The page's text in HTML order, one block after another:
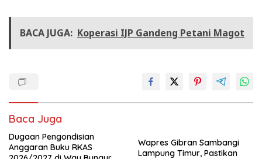
BACA JUGA: Koperasi IJP Gandeng Petani Magot
Baca Juga
Dugaan Pengondisian
Anggaran Buku RKAS
Wapres Gibran Sambangi
Lampung Timur, Pastikan